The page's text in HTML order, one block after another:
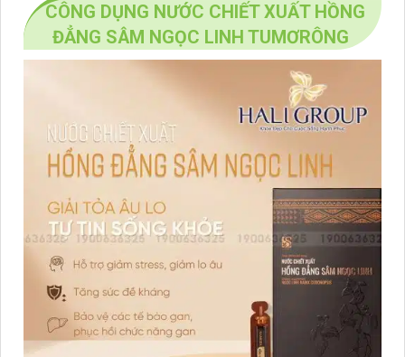
CÔNG DỤNG NƯỚC CHIẾT XUẤT HỒNG
ĐẲNG SÂM NGỌC LINH TUMƠRÔNG